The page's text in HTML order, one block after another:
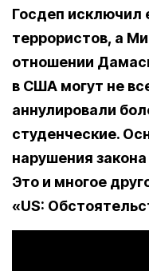
Госдеп исключил
террористов, а
отношении
в США могут не
аннулировали
студенческие.
нарушения
Это и многое
«US: